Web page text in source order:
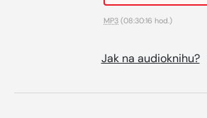
MP3 (08:30:16 hod.)
Jak na audioknihu?